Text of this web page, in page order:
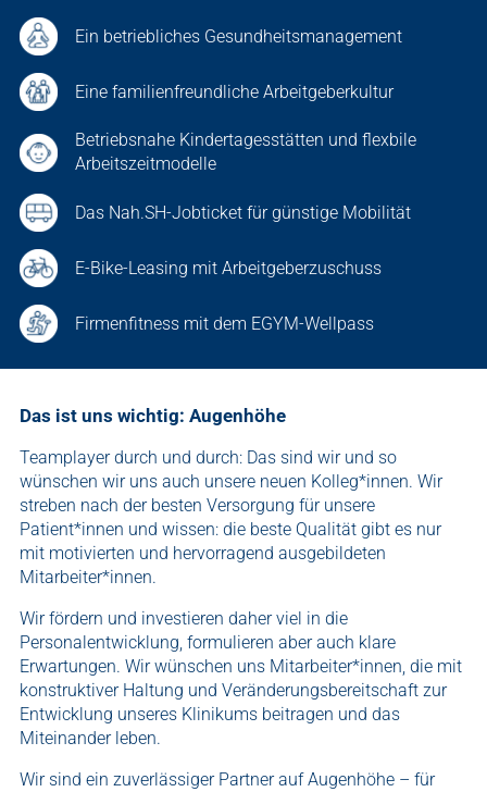
Ein betriebliches Gesundheitsmanagement
Eine familienfreundliche Arbeitgeberkultur
Betriebsnahe Kindertagesstätten und flexbile
Arbeitszeitmodelle
Das Nah.SH-Jobticket für günstige Mobilität
E-Bike-Leasing mit Arbeitgeberzuschuss
Firmenfitness mit dem EGYM-Wellpass
Das ist uns wichtig: Augenhöhe
Teamplayer durch und durch: Das sind wir und so
wünschen wir uns auch unsere neuen Kolleg*innen. Wir
streben nach der besten Versorgung für unsere
Patient*innen und wissen: die beste Qualität gibt es nur
mit motivierten und hervorragend ausgebildeten
Mitarbeiter*innen.
Wir fördern und investieren daher viel in die
Personalentwicklung, formulieren aber auch klare
Erwartungen. Wir wünschen uns Mitarbeiter*innen, die mit
konstruktiver Haltung und Veränderungsbereitschaft zur
Entwicklung unseres Klinikums beitragen und das
Miteinander leben.
Wir sind ein zuverlässiger Partner auf Augenhöhe – für